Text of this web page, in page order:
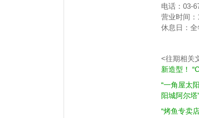
电话：03-
营业时间：
休息日：
<往期相关
新造型！
“一角屋太
阳城阿尔塔
“烤鱼专卖